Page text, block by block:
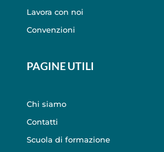
Lavora con noi
Convenzioni
PAGINE UTILI
Chi siamo
Contatti
Scuola di formazione